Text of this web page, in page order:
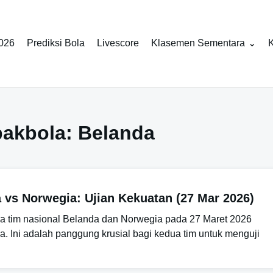
Prediksi Bola Livescore Klasemen Sementara
Belanda
Norwegia: Ujian Kekuatan (27 Mar 2026)
tim nasional Belanda dan Norwegia pada 27 Maret 2026
Ini adalah panggung krusial bagi kedua tim untuk menguji